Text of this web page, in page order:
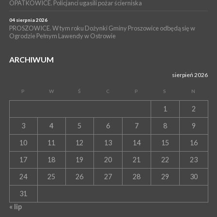
OPATKOWICE. Policjanci ugasili pożar ścierniska
04 sierpnia 2026
PROSZOWICE. W tym roku Dożynki Gminy Proszowice odbędą się w
Ogrodzie Pełnym Lawendy w Ostrowie
ARCHIWUM
sierpień 2026
P W Ś C P S N
1 2
3 4 5 6 7 8 9
10 11 12 13 14 15 16
17 18 19 20 21 22 23
24 25 26 27 28 29 30
31
« lip